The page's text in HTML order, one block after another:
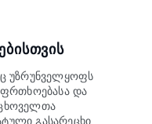
უზრუნველყოფს
და
გასარეცხი